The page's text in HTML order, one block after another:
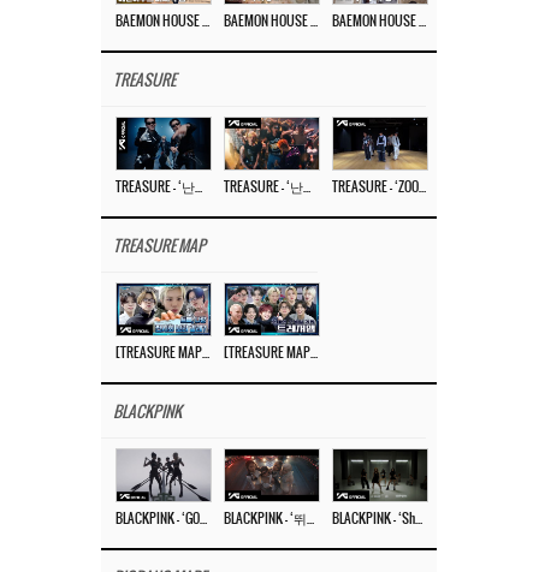
TREASURE
TREASURE MAP
BLACKPINK